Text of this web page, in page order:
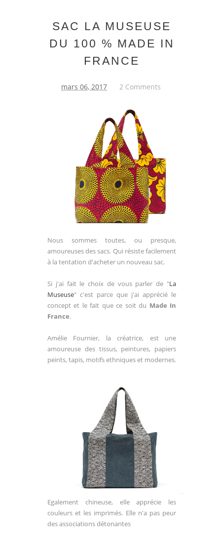
SAC LA MUSEUSE
DU 100 % MADE IN
FRANCE
mars 06, 2017 2 Comments
Nous sommes toutes, ou presque,
amoureuses des sacs. Qui résiste facilement
à la tentation d'acheter un nouveau sac.
Si j'ai fait le choix de vous parler de "La
Museuse" c'est parce que j'ai apprécié le
concept et le fait que ce soit du Made In
France.
Amélie Fournier, la créatrice, est une
amoureuse des tissus, peintures, papiers
peints, tapis, motifs ethniques et modernes.
Egalement chineuse, elle apprécie les
couleurs et les imprimés. Elle n'a pas peur
des associations détonantes